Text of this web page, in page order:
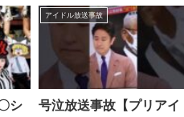
シ
アイドル放送事故
号泣放送事故【プリアイ